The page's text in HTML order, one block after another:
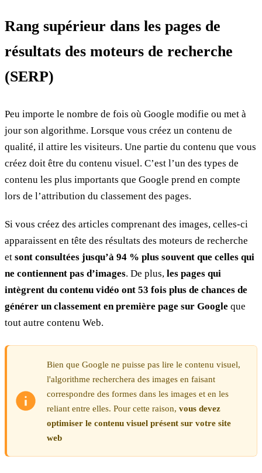
Rang supérieur dans les pages de
résultats des moteurs de recherche
(SERP)
Peu importe le nombre de fois où Google modifie ou met à
jour son algorithme. Lorsque vous créez un contenu de
qualité, il attire les visiteurs. Une partie du contenu que vous
créez doit être du contenu visuel. C’est l’un des types de
contenu les plus importants que Google prend en compte
lors de l’attribution du classement des pages.
Si vous créez des articles comprenant des images, celles-ci
apparaissent en tête des résultats des moteurs de recherche
et sont consultées jusqu’à 94 % plus souvent que celles qui
ne contiennent pas d’images. De plus, les pages qui
intègrent du contenu vidéo ont 53 fois plus de chances de
générer un classement en première page sur Google que
tout autre contenu Web.
Bien que Google ne puisse pas lire le contenu visuel,
l'algorithme recherchera des images en faisant
correspondre des formes dans les images et en les
reliant entre elles. Pour cette raison, vous devez
optimiser le contenu visuel présent sur votre site
web